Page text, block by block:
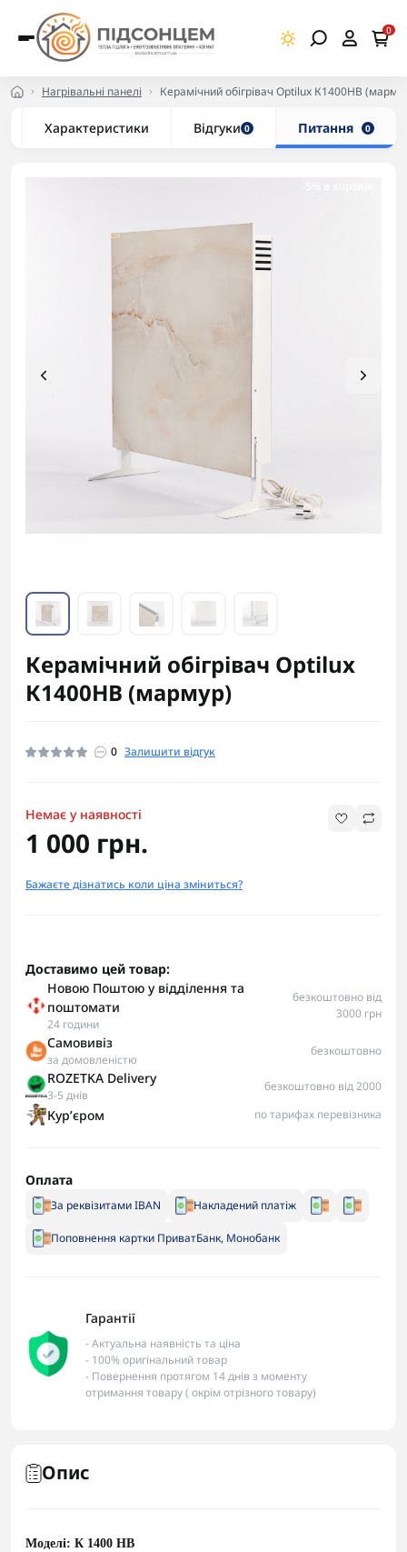
0
Нагрівальні панелі Керамічний обігрівач Optilux К1400НВ
Характеристики Відгуки 0 Питання 0
Керамічний обігрівач Optilux
К1400НВ (мармур)
0 Залишити відгук
Немає у наявності
1 000 грн.
Бажаєте дізнатись коли ціна зміниться?
Доставимо цей товар:
Новою Поштою у відділення та
поштомати
24 години
безкоштовно від
3000 грн
Самовивіз
за домовленістю
безкоштовно
ROZETKA Delivery
3-5 днів
безкоштовно від 2000
Курʼєром по тарифах перевізника
Оплата
За реквізитами IBAN Накладений платіж
Поповнення картки ПриватБанк, Монобанк
Гарантії
- Актуальна наявність та ціна
- 100% оригінальний товар
- Повернення протягом 14 днів з моменту
отримання товару ( окрім отрізного товару)
Опис
Моделі: К 1400 НВ